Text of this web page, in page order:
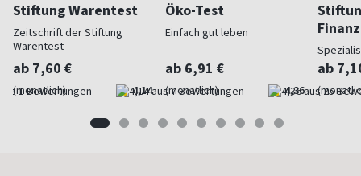
Stiftung Warentest
Zeitschrift der Stiftung
Warentest
ab 7,60 €
(monatlich) 4,14
Öko-Test
Einfach gut leben
ab 6,91 €
(monatlich) 4,36
ab